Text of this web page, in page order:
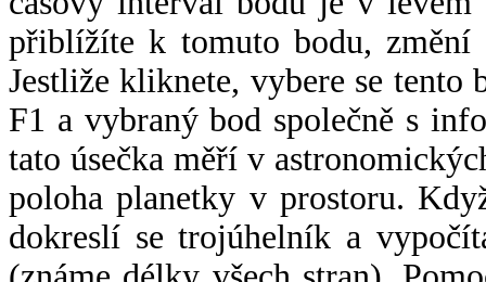
přiblížíte k tomuto bodu,
Jestliže kliknete, vybere se tento
F1 a vybraný bod společně s
tato úsečka měří v
poloha planetky v prostoru.
dokreslí se trojúhelník a